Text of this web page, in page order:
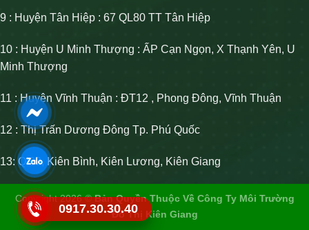
9 : Huyện Tân Hiệp : 67 QL80 TT Tân Hiệp
10 : Huyện U Minh Thượng : ẤP Cạn Ngọn, X Thạnh Yên, U
Minh Thượng
11 : Huyện Vĩnh Thuận : ĐT12 , Phong Đông, Vĩnh Thuận
12 : Thị Trấn Dương Đông Tp. Phú Quốc
13: Ql80, Kiên Bình, Kiên Lương, Kiên Giang
Copyright 2026 ©Bản Quyền Thuộc Về Công Ty Môi Trường
Đô Thị Kiên Giang
0917.30.30.40